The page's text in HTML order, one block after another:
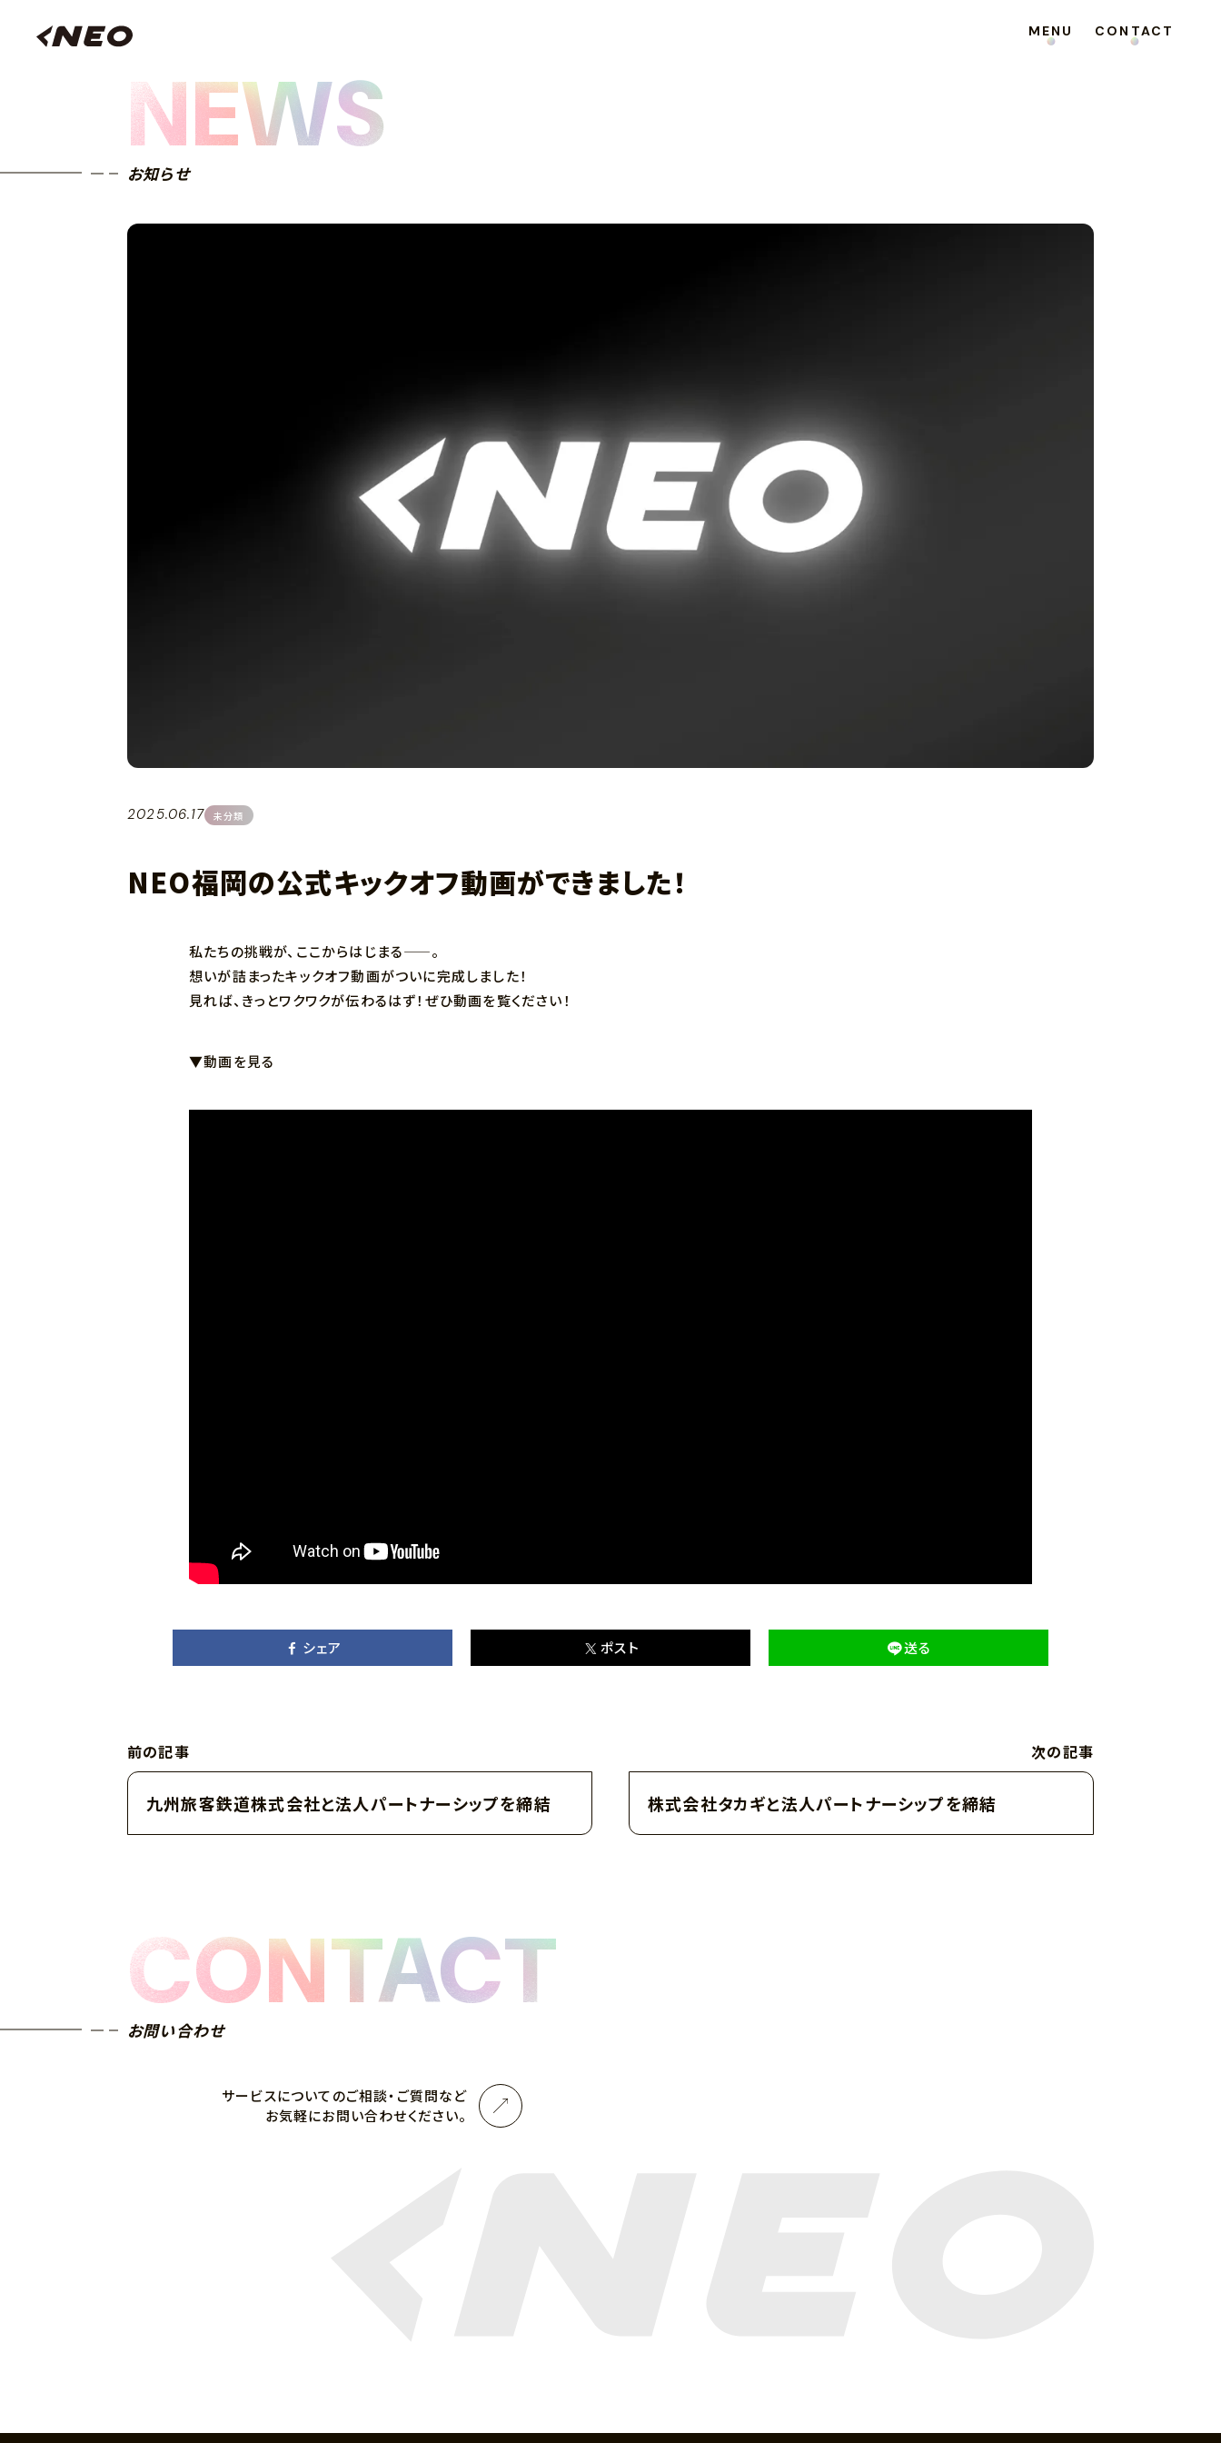
MENU CONTACT
NEWS
お知らせ
2025.06.17 未分類
NEO福岡の公式キックオフ動画ができました！
私たちの挑戦が、ここからはじまる——。
想いが詰まったキックオフ動画がついに完成しました！
見れば、きっとワクワクが伝わるはず！ぜひ動画を覧ください！
▼動画を見る
シェア ポスト 送る
前の記事
九州旅客鉄道株式会社と法人パートナーシップを締結
次の記事
株式会社タカギと法人パートナーシップを締結
CONTACT
お問い合わせ
サービスについてのご相談・ご質問など
お気軽にお問い合わせください。